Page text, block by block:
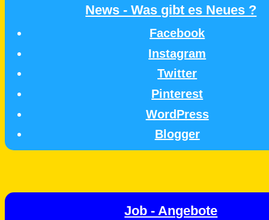
News - Was gibt es Neues ?
Facebook
Instagram
Twitter
Pinterest
WordPress
Blogger
Job - Angebote